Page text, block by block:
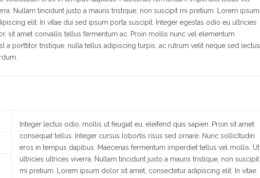
Nullam tincidunt justo a mauris tristique, non suscipit mi pretium. Lorem ipsum
elit. In vitae dui sed ipsum porta suscipit. Integer egestas odio eu ultricies
sit amet convallis tellus fermentum ac. Proin mollis nunc vel elementum
a porttitor tristique, nulla tellus adipiscing turpis, ac rutrum velit neque sed lectus.
Integer lectus odio, mollis ut feugiat eu, eleifend quis sapien. Proin sit amet
consequat tellus. Integer cursus lobortis risus sed ornare. Nunc sollicitudin
eros in tempus dapibus. Maecenas fermentum imperdiet tellus vel mollis. Ut
ultricies ultrices viverra. Nullam tincidunt justo a mauris tristique, non suscipit
mi pretium. Lorem ipsum dolor sit amet, consectetur adipiscing elit. In vitae